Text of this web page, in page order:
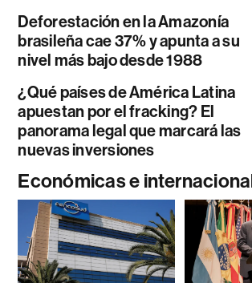
Deforestación en la Amazonía
brasileña cae 37% y apunta a su
nivel más bajo desde 1988
¿Qué países de América Latina
apuestan por el fracking? El
panorama legal que marcará las
nuevas inversiones
Económicas e